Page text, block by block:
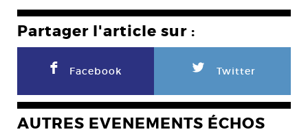
Partager l'article sur :
F Facebook L Twitter
AUTRES EVENEMENTS ÉCHOS